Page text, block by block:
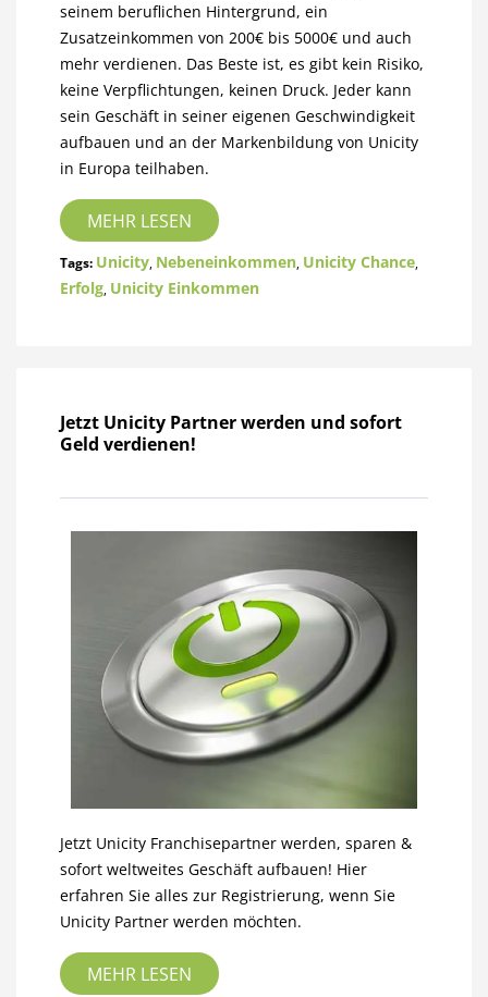
seinem beruflichen Hintergrund, ein
Zusatzeinkommen von 200€ bis 5000€ und auch
mehr verdienen. Das Beste ist, es gibt kein Risiko,
keine Verpflichtungen, keinen Druck. Jeder kann
sein Geschäft in seiner eigenen Geschwindigkeit
aufbauen und an der Markenbildung von Unicity
in Europa teilhaben.
MEHR LESEN
Tags: Unicity, Nebeneinkommen, Unicity Chance,
Erfolg, Unicity Einkommen
Jetzt Unicity Partner werden und sofort
Geld verdienen!
Jetzt Unicity Franchisepartner werden, sparen &
sofort weltweites Geschäft aufbauen! Hier
erfahren Sie alles zur Registrierung, wenn Sie
Unicity Partner werden möchten.
MEHR LESEN